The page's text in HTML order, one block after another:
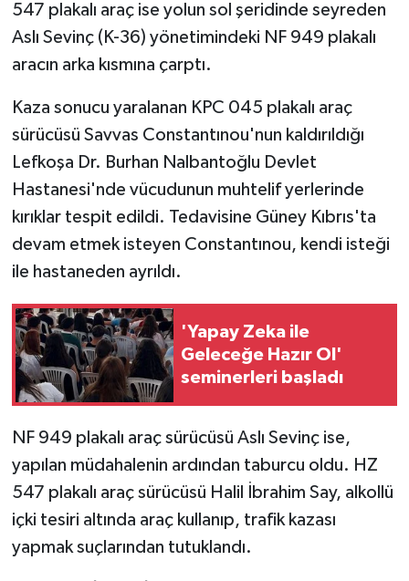
547 plakalı araç ise yolun sol şeridinde seyreden
Aslı Sevinç (K-36) yönetimindeki NF 949 plakalı
aracın arka kısmına çarptı.
Kaza sonucu yaralanan KPC 045 plakalı araç
sürücüsü Savvas Constantınou'nun kaldırıldığı
Lefkoşa Dr. Burhan Nalbantoğlu Devlet
Hastanesi'nde vücudunun muhtelif yerlerinde
kırıklar tespit edildi. Tedavisine Güney Kıbrıs'ta
devam etmek isteyen Constantınou, kendi isteği
ile hastaneden ayrıldı.
'Yapay Zeka ile
Geleceğe Hazır Ol'
seminerleri başladı
NF 949 plakalı araç sürücüsü Aslı Sevinç ise,
yapılan müdahalenin ardından taburcu oldu. HZ
547 plakalı araç sürücüsü Halil İbrahim Say, alkollü
içki tesiri altında araç kullanıp, trafik kazası
yapmak suçlarından tutuklandı.